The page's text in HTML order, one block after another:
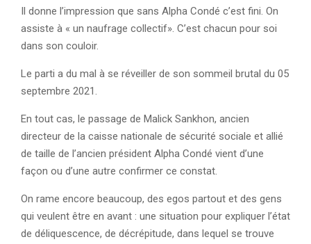
Il donne l’impression que sans Alpha Condé c’est fini. On
assiste à « un naufrage collectif». C’est chacun pour soi
dans son couloir.
Le parti a du mal à se réveiller de son sommeil brutal du 05
septembre 2021.
En tout cas, le passage de Malick Sankhon, ancien
directeur de la caisse nationale de sécurité sociale et allié
de taille de l’ancien président Alpha Condé vient d’une
façon ou d’une autre confirmer ce constat.
On rame encore beaucoup, des egos partout et des gens
qui veulent être en avant : une situation pour expliquer l’état
de déliquescence, de décrépitude, dans lequel se trouve